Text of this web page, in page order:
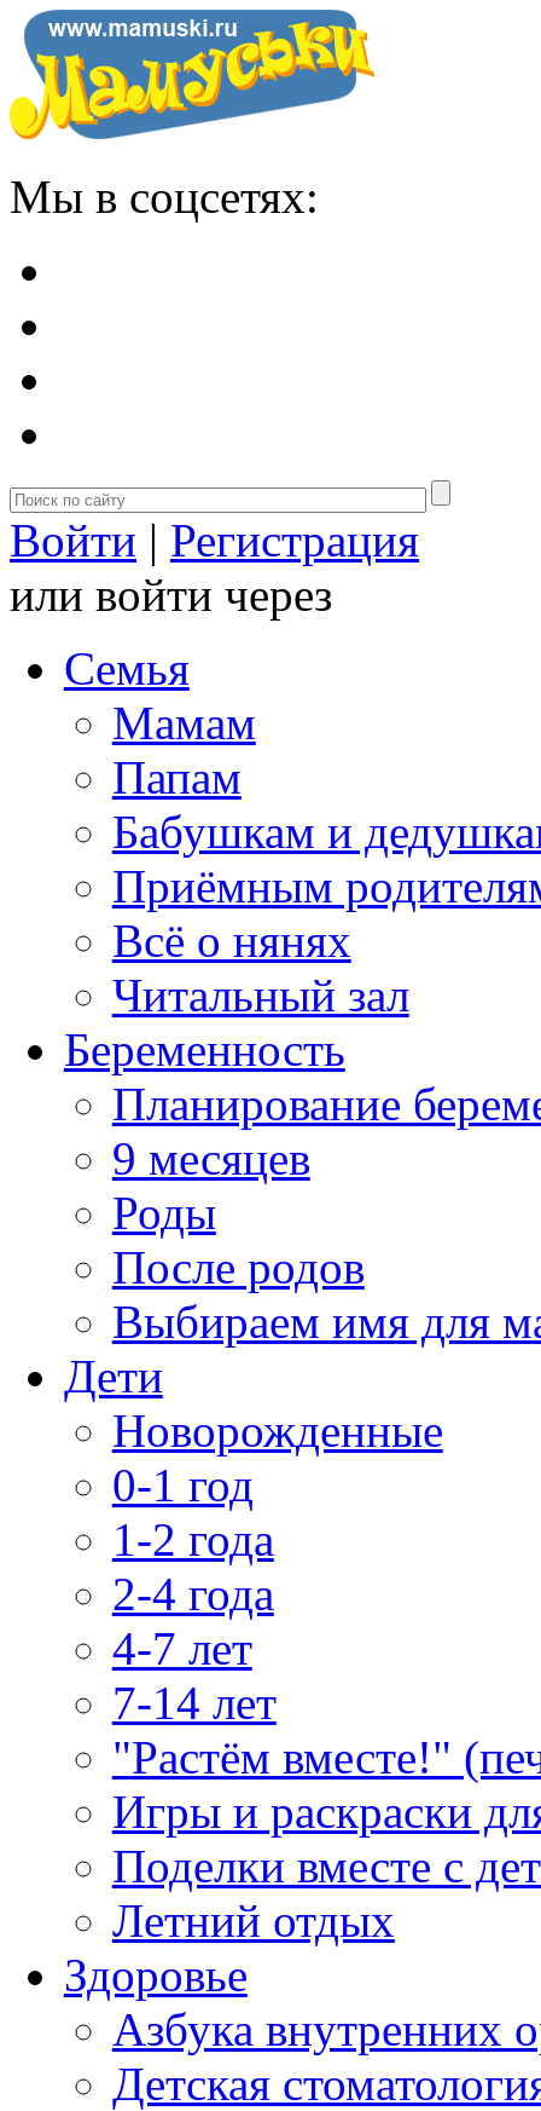
Мы в соцсетях:
Войти | Регистрация
или войти через
Семья
Мамам
Папам
Бабушкам и
Приёмным
Всё о нянях
Читальный зал
Беременность
Планирование
9 месяцев
Роды
После родов
Выбираем имя для
Дети
Новорожденные
0-1 год
1-2 года
2-4 года
4-7 лет
7-14 лет
"Растём вместе!"
Игры и раскраски
Поделки вместе с
Летний отдых
Здоровье
Азбука внутренних
Детская